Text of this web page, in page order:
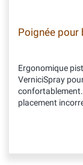
Poignée pour
Ergonomique
VerniciSpray
placement